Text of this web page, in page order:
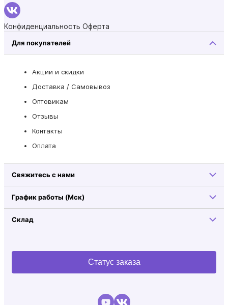
Конфиденциальность Оферта
Для покупателей
Акции и скидки
Доставка / Самовывоз
Оптовикам
Отзывы
Контакты
Оплата
Свяжитесь с нами
График работы (Мск)
Склад
Статус заказа